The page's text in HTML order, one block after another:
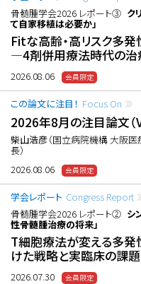
骨髄腫学会2026 レポート③ ク
て自家移植は必要か」
Fitな高齢・高リスク多
―4剤併用療法時代の治
2026.08.06
この論文に注目！ Focus On
2026年8月の注目論文（
柴山浩彦（国立病院機構 大阪
長）
2026.08.06
学会レポート Congress Report
骨髄腫学会2026 レポート② シ
性骨髄腫治療の将来」
T細胞療法が変える多
けた戦略と実臨床の課題
2026.07.30